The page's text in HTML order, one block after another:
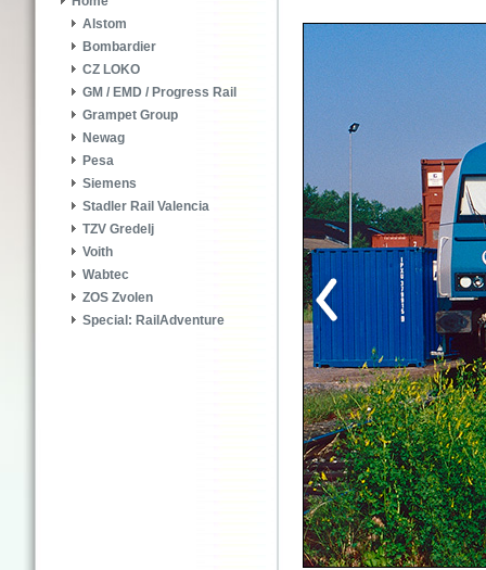
Alstom
Bombardier
CZ LOKO
GM / EMD / Progress Rail
Grampet Group
Newag
Pesa
Siemens
Stadler Rail Valencia
TZV Gredelj
Voith
Wabtec
ZOS Zvolen
Special: RailAdventure